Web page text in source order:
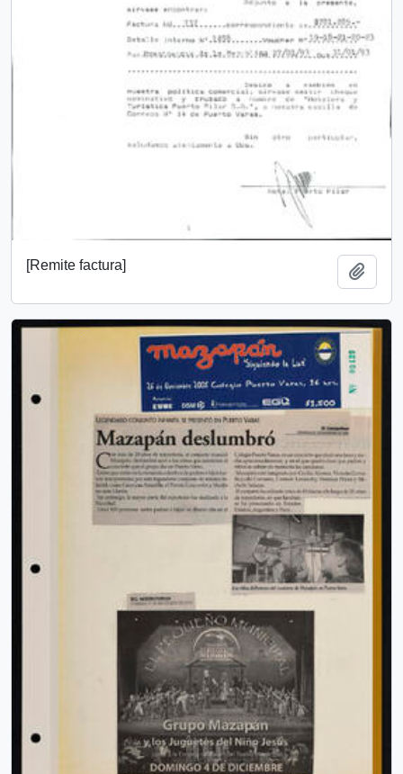
[Remite factura]